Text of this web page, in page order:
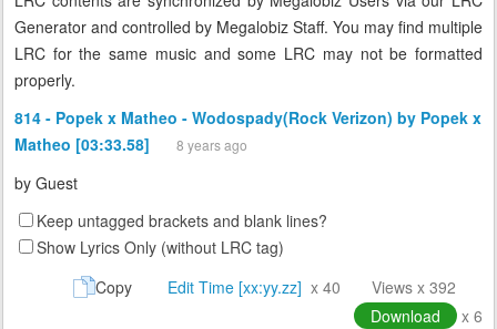
Generator and controlled by Megalobiz Staff. You may find multiple
LRC for the same music and some LRC may not be formatted
properly.
814 - Popek x Matheo - Wodospady(Rock Verizon) by Popek x
Matheo [03:33.58]
8 years ago
by Guest
Keep untagged brackets and blank lines?
Show Lyrics Only (without LRC tag)
Copy
Edit Time [xx:yy.zz] x 40
Views x 392
Download
x 6